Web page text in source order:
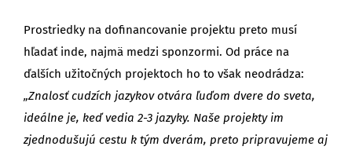
Prostriedky na dofinancovanie projektu preto musí
hľadať inde, najmä medzi sponzormi. Od práce na
ďalších užitočných projektoch ho to však neodrádza:
„Znalosť cudzích jazykov otvára ľuďom dvere do sveta,
ideálne je, keď vedia 2-3 jazyky. Naše projekty im
zjednodušujú cestu k tým dverám, preto pripravujeme aj